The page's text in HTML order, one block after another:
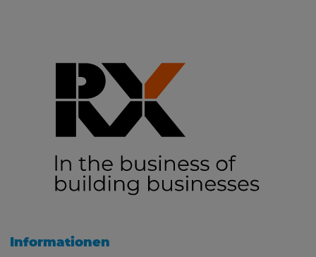
Informationen